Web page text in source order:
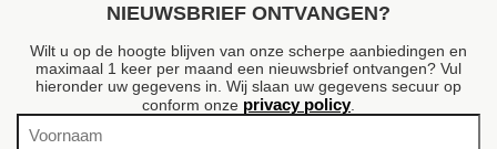
NIEUWSBRIEF ONTVANGEN?
Wilt u op de hoogte blijven van onze scherpe aanbiedingen en
maximaal 1 keer per maand een nieuwsbrief ontvangen? Vul
hieronder uw gegevens in. Wij slaan uw gegevens secuur op
conform onze privacy policy.